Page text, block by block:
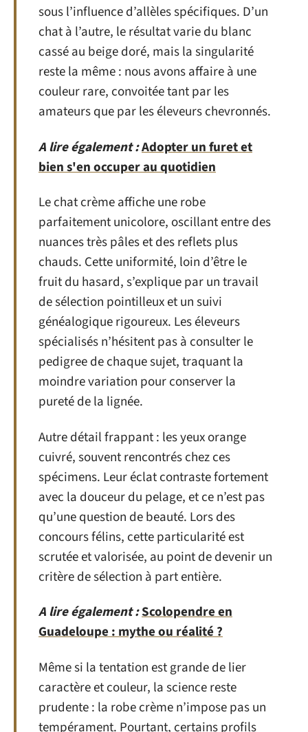
sous l’influence d’allèles spécifiques. D’un
chat à l’autre, le résultat varie du blanc
cassé au beige doré, mais la singularité
reste la même : nous avons affaire à une
couleur rare, convoitée tant par les
amateurs que par les éleveurs chevronnés.
A lire également :Adopter un furet et
bien s'en occuper au quotidien
Le chat crème affiche une robe
parfaitement unicolore, oscillant entre des
nuances très pâles et des reflets plus
chauds. Cette uniformité, loin d’être le
fruit du hasard, s’explique par un travail
de sélection pointilleux et un suivi
généalogique rigoureux. Les éleveurs
spécialisés n’hésitent pas à consulter le
pedigree de chaque sujet, traquant la
moindre variation pour conserver la
pureté de la lignée.
Autre détail frappant : les yeux orange
cuivré, souvent rencontrés chez ces
spécimens. Leur éclat contraste fortement
avec la douceur du pelage, et ce n’est pas
qu’une question de beauté. Lors des
concours félins, cette particularité est
scrutée et valorisée, au point de devenir un
critère de sélection à part entière.
A lire également :Scolopendre en
Guadeloupe : mythe ou réalité ?
Même si la tentation est grande de lier
caractère et couleur, la science reste
prudente : la robe crème n’impose pas un
tempérament. Pourtant, certains profils